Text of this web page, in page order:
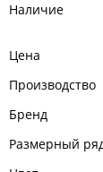
Наличие
Цена
Производство
Бренд
Размерный